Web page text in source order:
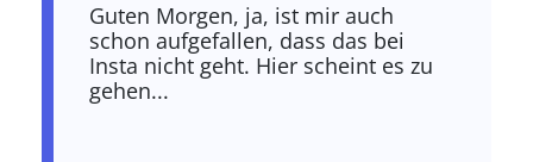
Guten Morgen, ja, ist mir auch
schon aufgefallen, dass das bei
Insta nicht geht. Hier scheint es zu
gehen...